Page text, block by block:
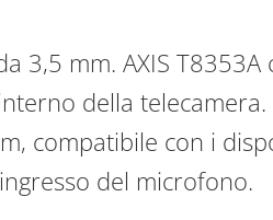
3,5 mm. AXIS T8353A
della telecamera.
compatibile con i
del microfono.